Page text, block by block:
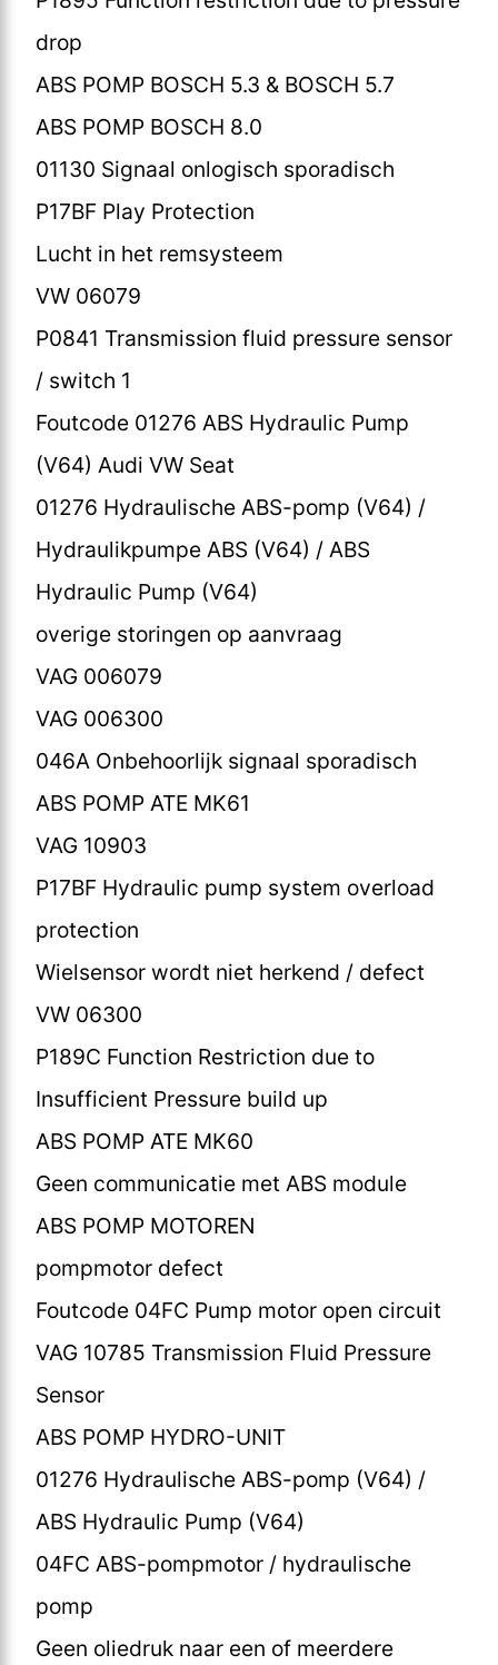
drop
ABS POMP BOSCH 5.3 & BOSCH 5.7
ABS POMP BOSCH 8.0
01130 Signaal onlogisch sporadisch
P17BF Play Protection
Lucht in het remsysteem
VW 06079
P0841 Transmission fluid pressure sensor
/ switch 1
Foutcode 01276 ABS Hydraulic Pump
(V64) Audi VW Seat
01276 Hydraulische ABS-pomp (V64) /
Hydraulikpumpe ABS (V64) / ABS
Hydraulic Pump (V64)
overige storingen op aanvraag
VAG 006079
VAG 006300
046A Onbehoorlijk signaal sporadisch
ABS POMP ATE MK61
VAG 10903
P17BF Hydraulic pump system overload
protection
Wielsensor wordt niet herkend / defect
VW 06300
P189C Function Restriction due to
Insufficient Pressure build up
ABS POMP ATE MK60
Geen communicatie met ABS module
ABS POMP MOTOREN
pompmotor defect
Foutcode 04FC Pump motor open circuit
VAG 10785 Transmission Fluid Pressure
Sensor
ABS POMP HYDRO-UNIT
01276 Hydraulische ABS-pomp (V64) /
ABS Hydraulic Pump (V64)
04FC ABS-pompmotor / hydraulische
pomp
Geen oliedruk naar een of meerdere